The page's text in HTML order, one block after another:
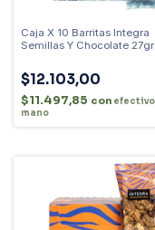
Caja X 10 Barritas Integra
Semillas Y Chocolate
$12.103,00
$11.497,85 con efectivo
mano